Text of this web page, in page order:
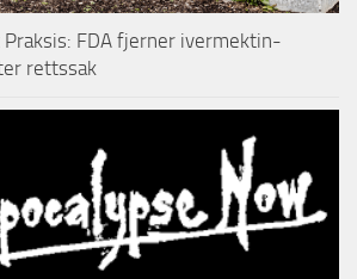
FDA fjerner ivermektin-
rettssak